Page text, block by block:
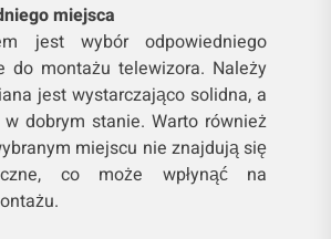
miejsca
jest wybór odpowiedniego
do montażu telewizora. Należy
jest wystarczająco solidna, a
dobrym stanie. Warto również
miejscu nie znajdują się
co może wpłynąć na